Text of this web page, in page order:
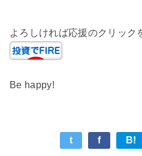
よろしければ応援のクリック
Be happy!
t f B!